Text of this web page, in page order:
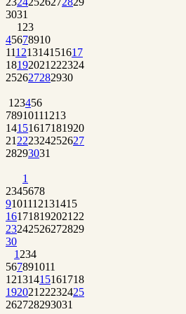
3031
1 23
45678910
11121314151617
18192021 222324
252627282930
1 23456
78910111213
14151617181920
21 222324252627
28293031
1
2345678
9101112131415
161718192021 22
23242526272829
30
1 234
567891011
12131415161718
192021 22232425
262728293031